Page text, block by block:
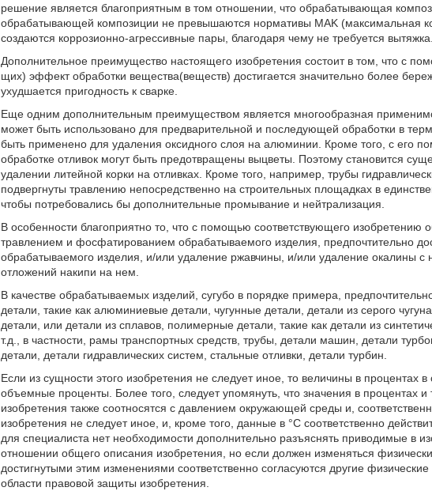
решение является благоприятным в том отношении, что обрабатывающая
обрабатывающей композиции не превышаются нормативы MAK (максимальная
создаются коррозионно-агрессивные пары, благодаря чему не требуется вытяжка.
Дополнительное преимущество настоящего изобретения состоит в том, что с
щих) эффект обработки вещества(веществ) достигается значительно более
ухудшается пригодность к сварке.
Еще одним дополнительным преимуществом является многообразная
может быть использовано для предварительной и последующей обработки в
быть применено для удаления оксидного слоя на алюминии. Кроме того, с его
обработке отливок могут быть предотвращены выцветы. Поэтому становится
удалении литейной корки на отливках. Кроме того, например, трубы
подвергнуты травлению непосредственно на строительных площадках в
чтобы потребовались бы дополнительные промывание и нейтрализация.
В особенности благоприятно то, что с помощью соответствующего изобретению
травлением и фосфатированием обрабатываемого изделия, предпочтительно
обрабатываемого изделия, и/или удаление ржавчины, и/или удаление окалины с
отложений накипи на нем.
В качестве обрабатываемых изделий, сугубо в порядке примера,
детали, такие как алюминиевые детали, чугунные детали, детали из серого
детали, или детали из сплавов, полимерные детали, такие как детали из
т.д., в частности, рамы транспортных средств, трубы, детали машин, детали
детали, детали гидравлических систем, стальные отливки, детали турбин.
Если из сущности этого изобретения не следует иное, то величины в процентах
объемные проценты. Более того, следует упомянуть, что значения в процентах
изобретения также соотносятся с давлением окружающей среды и,
изобретения не следует иное, и, кроме того, данные в °С соответственно
для специалиста нет необходимости дополнительно разъяснять приводимые в
отношении общего описания изобретения, но если должен изменяться
достигнутыми этим изменениями соответственно согласуются другие
области правовой защиты изобретения.